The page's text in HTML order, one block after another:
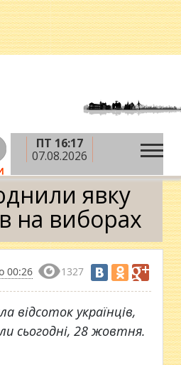
ПТ 16:17
07.08.2026
Оприлюднили явку
явку
на виборах
00:26 1327
відсоток українців,
сьогодні, 28 жовтня.